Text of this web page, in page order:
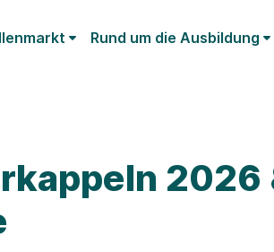
Rund um die Ausbildung
2026